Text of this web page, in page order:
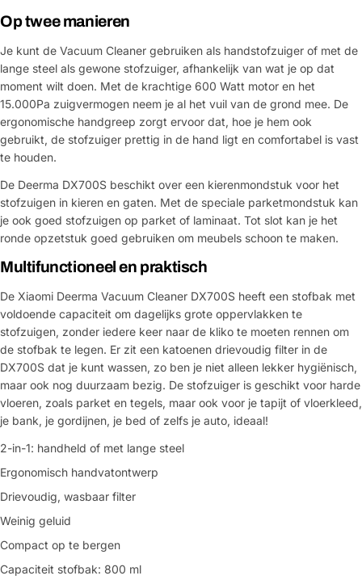
Op twee manieren
Je kunt de Vacuum Cleaner gebruiken als handstofzuiger of met de
lange steel als gewone stofzuiger, afhankelijk van wat je op dat
moment wilt doen. Met de krachtige 600 Watt motor en het
15.000Pa zuigvermogen neem je al het vuil van de grond mee. De
ergonomische handgreep zorgt ervoor dat, hoe je hem ook
gebruikt, de stofzuiger prettig in de hand ligt en comfortabel is vast
te houden.
De Deerma DX700S beschikt over een kierenmondstuk voor het
stofzuigen in kieren en gaten. Met de speciale parketmondstuk kan
je ook goed stofzuigen op parket of laminaat. Tot slot kan je het
ronde opzetstuk goed gebruiken om meubels schoon te maken.
Multifunctioneel en praktisch
De Xiaomi Deerma Vacuum Cleaner DX700S heeft een stofbak met
voldoende capaciteit om dagelijks grote oppervlakken te
stofzuigen, zonder iedere keer naar de kliko te moeten rennen om
de stofbak te legen. Er zit een katoenen drievoudig filter in de
DX700S dat je kunt wassen, zo ben je niet alleen lekker hygiënisch,
maar ook nog duurzaam bezig. De stofzuiger is geschikt voor harde
vloeren, zoals parket en tegels, maar ook voor je tapijt of vloerkleed,
je bank, je gordijnen, je bed of zelfs je auto, ideaal!
2-in-1: handheld of met lange steel
Ergonomisch handvatontwerp
Drievoudig, wasbaar filter
Weinig geluid
Compact op te bergen
Capaciteit stofbak: 800 ml